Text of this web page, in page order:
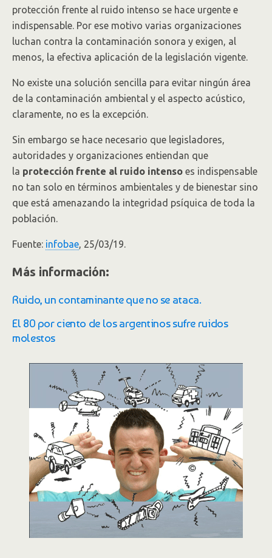
protección frente al ruido intenso se hace urgente e
indispensable. Por ese motivo varias organizaciones
luchan contra la contaminación sonora y exigen, al
menos, la efectiva aplicación de la legislación vigente.
No existe una solución sencilla para evitar ningún área
de la contaminación ambiental y el aspecto acústico,
claramente, no es la excepción.
Sin embargo se hace necesario que legisladores,
autoridades y organizaciones entiendan que
la protección frente al ruido intenso es indispensable
no tan solo en términos ambientales y de bienestar sino
que está amenazando la integridad psíquica de toda la
población.
Fuente: infobae, 25/03/19.
Más información:
Ruido, un contaminante que no se ataca.
El 80 por ciento de los argentinos sufre ruidos
molestos